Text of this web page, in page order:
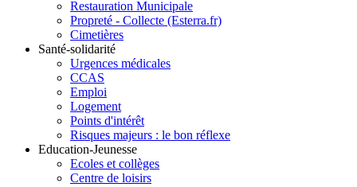
Restauration Municipale
Propreté - Collecte (Esterra.fr)
Cimetières
Santé-solidarité
Urgences médicales
CCAS
Emploi
Logement
Points d'intérêt
Risques majeurs : le bon réflexe
Education-Jeunesse
Ecoles et collèges
Centre de loisirs